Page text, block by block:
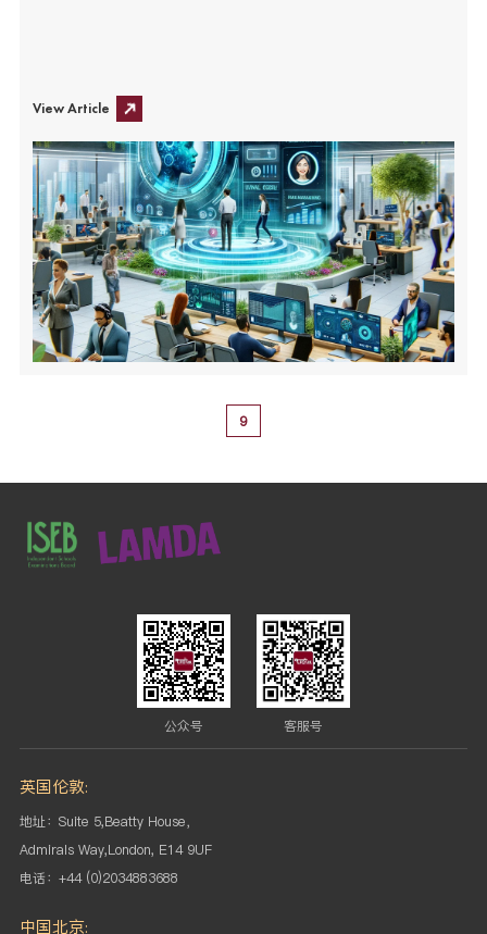
View Article
9
公众号 客服号
英国伦敦:
地址：Suite 5,Beatty House，
Admirals Way,London, E14 9UF
电话：+44 (0)2034883688
中国北京: